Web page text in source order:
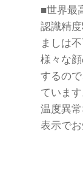
■世界最
認識精
ましは
様々な
するの
ています
温度異
表示でお